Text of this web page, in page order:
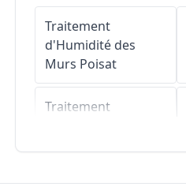
Traitement
d'Humidité des
Murs Poisat
Traitement
Traitement